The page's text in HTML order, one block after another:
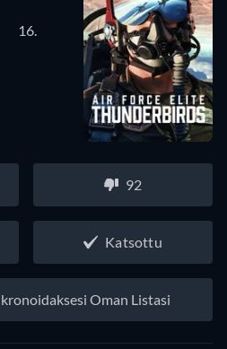
16.
92
Katsottu
Oman Listasi